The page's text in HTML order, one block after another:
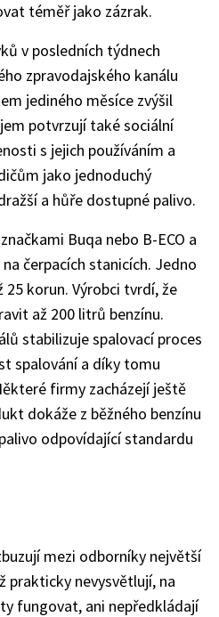
téměř jako zázrak.
v posledních týdnech
zpravodajského kanálu
jediného měsíce zvýšil
potvrzují také sociální
s jejich používáním a
jako jednoduchý
a hůře dostupné palivo.
Buqa nebo B-ECO a
čerpacích stanicích. Jedno
25 korun. Výrobci tvrdí, že
až 200 litrů benzínu.
stabilizuje spalovací proces
spalování a díky tomu
firmy zacházejí ještě
dokáže z běžného benzínu
odpovídající standardu
mezi odborníky největší
prakticky nevysvětlují, na
fungovat, ani nepředkládají